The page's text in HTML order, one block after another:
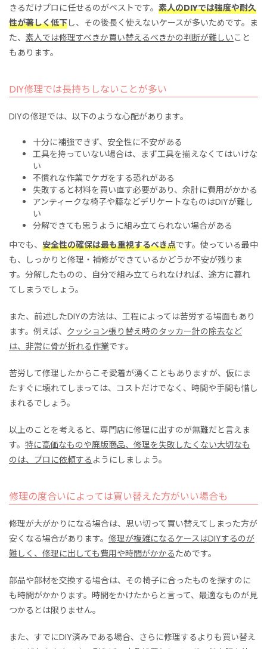
きるだけプロに任せるのがベストです。 素人のDIYでは強度や耐久
性が著しく低下し、その後長く使えないケースが多いためです。ま
た、 素人では修理すべきか買い替えるべきかの判断が難しいこと
もあります。
DIY修理では長持ちしないことが多い
DIYの修理では、以下のような心配があります。
十分に補強できず、安全性に不安がある
工具を持っていない場合は、まず工具を揃えなくてはいけな
い
不慣れな作業でケガをする恐れがある
失敗すると材料を買い直す必要があり、余計に費用がかかる
アンティークな椅子や籐などデリケートなものはDIYが難し
い
分解できても思うように組み立てられない場合がある
中でも、 安全性の確保は最も重視するべき点です。使っている最中
も、しっかりと修理・補修ができているかどうか不安が残りま
す。分解したものの、自分で組み立てられなければ、途方に暮れ
てしまうでしょう。
また、前述したDIYの方法は、工程によっては苦労する場面もあり
ます。例えば、 クッション張り替え時のタッカー針の除去など
は、非常に骨が折れる作業です。
苦労して修理したからこそ愛着が湧くこともありますが、仮にま
たすぐに壊れてしまっては、コストだけでなく、時間や手間も惜し
まれるでしょう。
以上のことを考えると、専門店に修理に出すのが無難だと言えま
す。 特に高価なものや廃版商品、修理を失敗したくない大切なも
のは、プロに依頼する ようにしましょう。
修理の度合いによっては買い替えた方がいい場合も
修理が大がかりになる場合は、思い切って買い替えてしまった方が
安くなる場合があります。 修理が複雑になるケースはDIYするのが
難しく、修理に出しても費用や時間がかかるためです。
部品や部材を交換する場合は、その椅子に合ったものを探すのに
も時間がかかります。時間をかけたからと言って、最適なものが見
つかるとは限りません。
また、すでにDIY済みである場合、さらに修理するよりも買い替え